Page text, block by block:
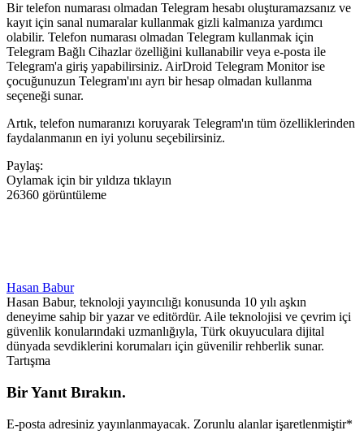
Bir telefon numarası olmadan Telegram hesabı oluşturamazsanız ve
kayıt için sanal numaralar kullanmak gizli kalmanıza yardımcı
olabilir. Telefon numarası olmadan Telegram kullanmak için
Telegram Bağlı Cihazlar özelliğini kullanabilir veya e-posta ile
Telegram'a giriş yapabilirsiniz. AirDroid Telegram Monitor ise
çocuğunuzun Telegram'ını ayrı bir hesap olmadan kullanma
seçeneği sunar.
Artık, telefon numaranızı koruyarak Telegram'ın tüm özelliklerinden
faydalanmanın en iyi yolunu seçebilirsiniz.
Paylaş:
Oylamak için bir yıldıza tıklayın
26360 görüntüleme
Hasan Babur
Hasan Babur, teknoloji yayıncılığı konusunda 10 yılı aşkın
deneyime sahip bir yazar ve editördür. Aile teknolojisi ve çevrim içi
güvenlik konularındaki uzmanlığıyla, Türk okuyuculara dijital
dünyada sevdiklerini korumaları için güvenilir rehberlik sunar.
Tartışma
Bir Yanıt Bırakın.
E-posta adresiniz yayınlanmayacak. Zorunlu alanlar işaretlenmiştir*